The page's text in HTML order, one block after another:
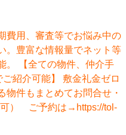
費用、審査等でお悩み中の
。豊富な情報量でネット等
。 【全ての物件、仲介手
紹介可能】 敷金礼金ゼロ
件もまとめてお問合せ・
可） ご予約は→https://tol-